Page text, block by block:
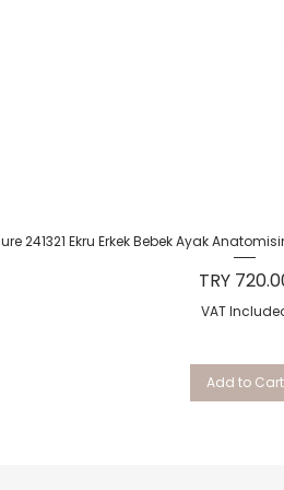
Quick
241321 Ekru Erkek Bebek Ayak
Price
TRY
VAT
Add to Cart